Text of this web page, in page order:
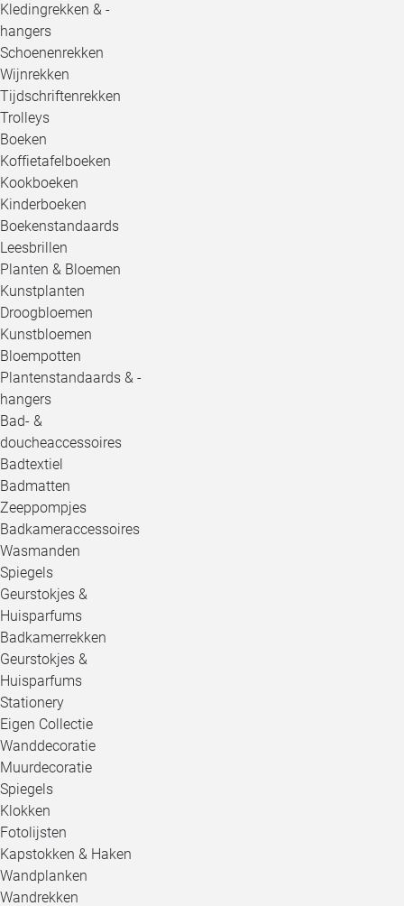
Kledingrekken & -
hangers
Schoenenrekken
Wijnrekken
Tijdschriftenrekken
Trolleys
Boeken
Koffietafelboeken
Kookboeken
Kinderboeken
Boekenstandaards
Leesbrillen
Planten & Bloemen
Kunstplanten
Droogbloemen
Kunstbloemen
Bloempotten
Plantenstandaards & -
hangers
Bad- &
doucheaccessoires
Badtextiel
Badmatten
Zeeppompjes
Badkameraccessoires
Wasmanden
Spiegels
Geurstokjes &
Huisparfums
Badkamerrekken
Geurstokjes &
Huisparfums
Stationery
Eigen Collectie
Wanddecoratie
Muurdecoratie
Spiegels
Klokken
Fotolijsten
Kapstokken & Haken
Wandplanken
Wandrekken